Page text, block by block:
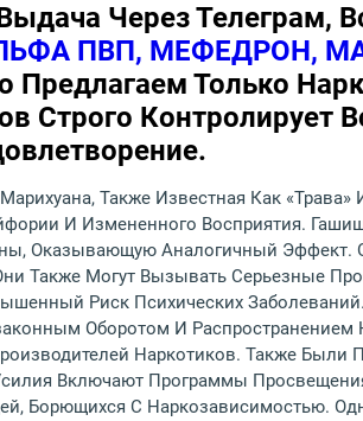
Через Телеграм,
ПВП, МЕФЕДРОН,
Только
Строго Контролирует
Также Известная Как «трава»
И Измененного Восприятия.
Оказывающую Аналогичный Эффект.
Также Могут Вызывать Серьезные
Риск Психических Заболеваний.
Оборотом И Распространением
Наркотиков. Также Были
Включают Программы
Борющихся С Наркозависимостью.